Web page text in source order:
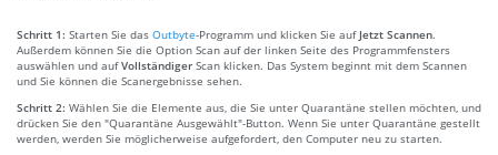
Schritt 1: Starten Sie das Outbyte-Programm und klicken Sie auf Jetzt Scannen.
Außerdem können Sie die Option Scan auf der linken Seite des Programmfensters
auswählen und aufVollständiger Scan klicken. Das System beginnt mit dem Scannen
und Sie können die Scanergebnisse sehen.
Schritt 2: Wählen Sie die Elemente aus, die Sie unter Quarantäne stellen möchten, und
drücken Sie den "Quarantäne Ausgewählt"-Button. Wenn Sie unter Quarantäne gestellt
werden, werden Sie möglicherweise aufgefordert, den Computer neu zu starten.